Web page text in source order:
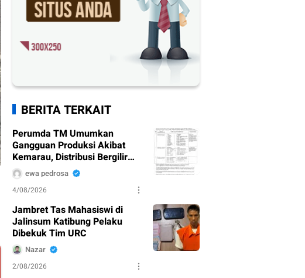
BERITA TERKAIT
Perumda TM Umumkan
Gangguan Produksi Akibat
Kemarau, Distribusi Bergilir
Diterapkan
ewa pedrosa
4/08/2026
Jambret Tas Mahasiswi di
Jalinsum Katibung Pelaku
Dibekuk Tim URC
Nazar
2/08/2026